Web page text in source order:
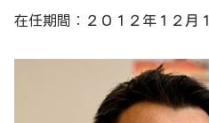
在任期間：２０１２年１２月